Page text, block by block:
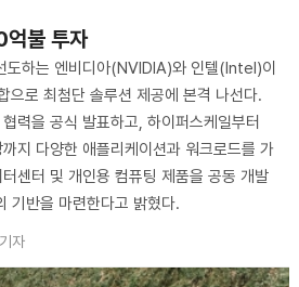
불 투자
도하는 엔비디아(NVIDIA)와 인텔(Intel)이
으로 최첨단 솔루션 제공에 본격 나선다.
력을 공식 발표하고, 하이퍼스케일부터
지 다양한 애플리케이션과 워크로드를 가
센터 및 개인용 컴퓨팅 제품을 공동 개발
기반을 마련한다고 밝혔다.
자